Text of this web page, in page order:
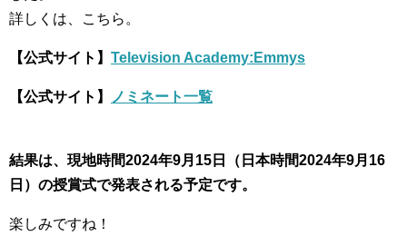
詳しくは、こちら。
【公式サイト】 Television Academy:Emmys
【公式サイト】 ノミネート一覧
結果は、現地時間2024年9月15日（日本時間2024年9月16
日）の授賞式で発表される予定です。
楽しみですね！